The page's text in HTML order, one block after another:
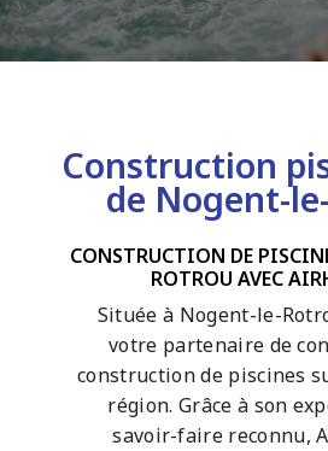
Construction
de Nogent-
CONSTRUCTION DE
ROTROU AVEC
Située à Nogent-le-
votre partenaire de
construction de piscines
région. Grâce à son
savoir-faire reconnu,